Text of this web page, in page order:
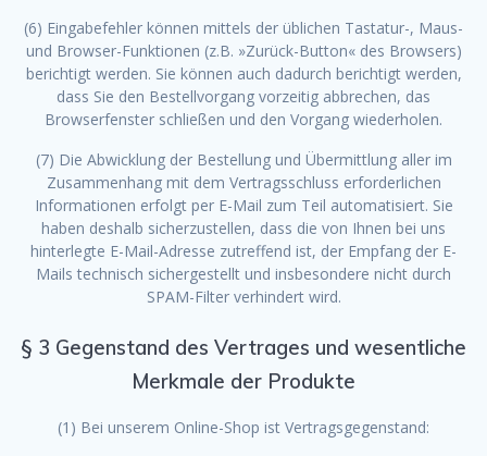
(6) Eingabefehler können mittels der üblichen Tastatur-, Maus-
und Browser-Funktionen (z.B. »Zurück-Button« des Browsers)
berichtigt werden. Sie können auch dadurch berichtigt werden,
dass Sie den Bestellvorgang vorzeitig abbrechen, das
Browserfenster schließen und den Vorgang wiederholen.
(7) Die Abwicklung der Bestellung und Übermittlung aller im
Zusammenhang mit dem Vertragsschluss erforderlichen
Informationen erfolgt per E-Mail zum Teil automatisiert. Sie
haben deshalb sicherzustellen, dass die von Ihnen bei uns
hinterlegte E-Mail-Adresse zutreffend ist, der Empfang der E-
Mails technisch sichergestellt und insbesondere nicht durch
SPAM-Filter verhindert wird.
§ 3 Gegenstand des Vertrages und wesentliche
Merkmale der Produkte
(1) Bei unserem Online-Shop ist Vertragsgegenstand: